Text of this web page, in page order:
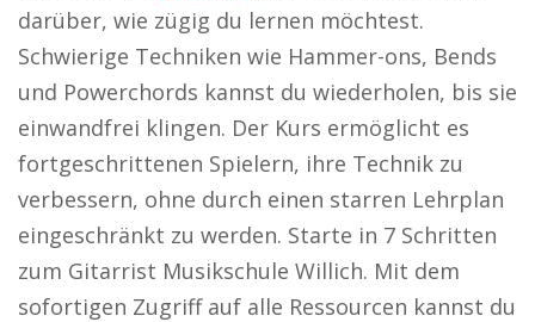
darüber, wie zügig du lernen möchtest.
Schwierige Techniken wie Hammer-ons, Bends
und Powerchords kannst du wiederholen, bis sie
einwandfrei klingen. Der Kurs ermöglicht es
fortgeschrittenen Spielern, ihre Technik zu
verbessern, ohne durch einen starren Lehrplan
eingeschränkt zu werden. Starte in 7 Schritten
zum Gitarrist Musikschule Willich. Mit dem
sofortigen Zugriff auf alle Ressourcen kannst du